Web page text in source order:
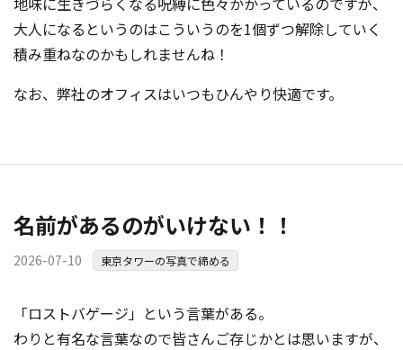
大人になるというのはこういうのを1個ずつ解除していく
積み重ねなのかもしれませんね！
なお、弊社のオフィスはいつもひんやり快適です。
名前があるのがいけない！！
2026-07-10 東京タワーの写真で締める
「ロストバゲージ」という言葉がある。
わりと有名な言葉なので皆さんご存じかとは思いますが、